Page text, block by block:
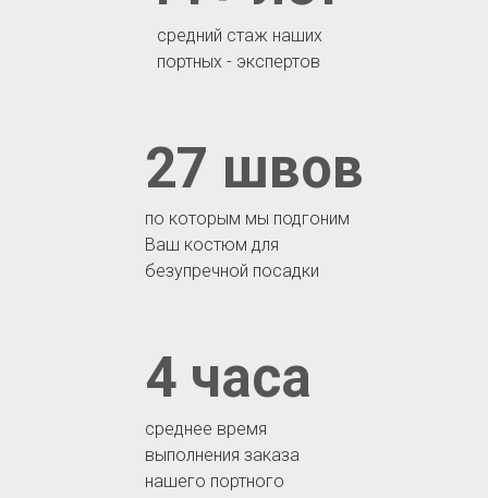
среднее время
выполнения заказа
нашего портного
4 часа
по которым мы подгоним
Ваш костюм для
безупречной посадки
27 швов
средний стаж наших
портных - экспертов